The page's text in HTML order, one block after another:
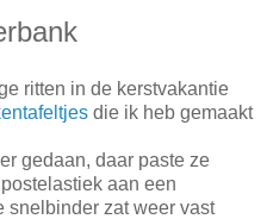
ritten in de kerstvakantie
die ik heb gemaakt
gedaan, daar paste ze
aan een
snelbinder zat weer vast